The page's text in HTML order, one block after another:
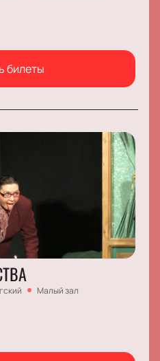
билеты
Малый зал